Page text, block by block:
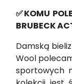
✅KOMU
BRUBECK
Damską
Wool
sportowych